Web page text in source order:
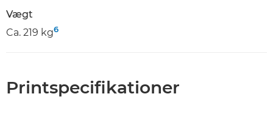
Vægt
Ca. 219 kg6
Printspecifikationer